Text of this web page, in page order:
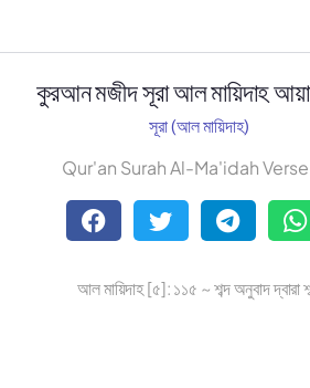
কুরআন মজীদ সূরা আল মায়িদাহ
সূরা (আল মায়িদাহ)
Qur'an Surah Al-Ma'idah Verse
আল মায়িদাহ [৫]: ১১৫ ~ শব্দ অনুবাদ দ্বারা